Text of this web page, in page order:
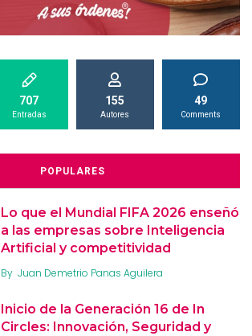
707
Entradas
155
Autores
49
Comments
POPULARES
Lo que el Mundial FIFA 2026 enseñó
a las empresas sobre Inteligencia
Artificial y competitividad
By Juan Demetrio Panas Aguilera
Inicio de la Generación 16 de In
Circles: Innovación, Seguridad y